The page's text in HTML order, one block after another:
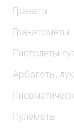
Гранаты
Гранатомёты
Пистолеты-
Арбалеты,
Пулеметы